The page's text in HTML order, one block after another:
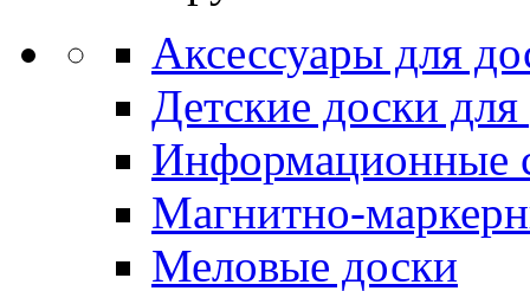
Аксессуары для
Детские доски
Информационные
Магнитно-
Меловые доски